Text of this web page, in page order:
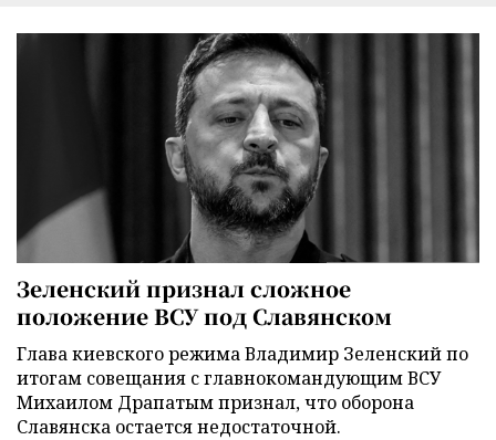
Зеленский признал сложное
положение ВСУ под Славянском
Глава киевского режима Владимир Зеленский по
итогам совещания с главнокомандующим ВСУ
Михаилом Драпатым признал, что оборона
Славянска остается недостаточной.